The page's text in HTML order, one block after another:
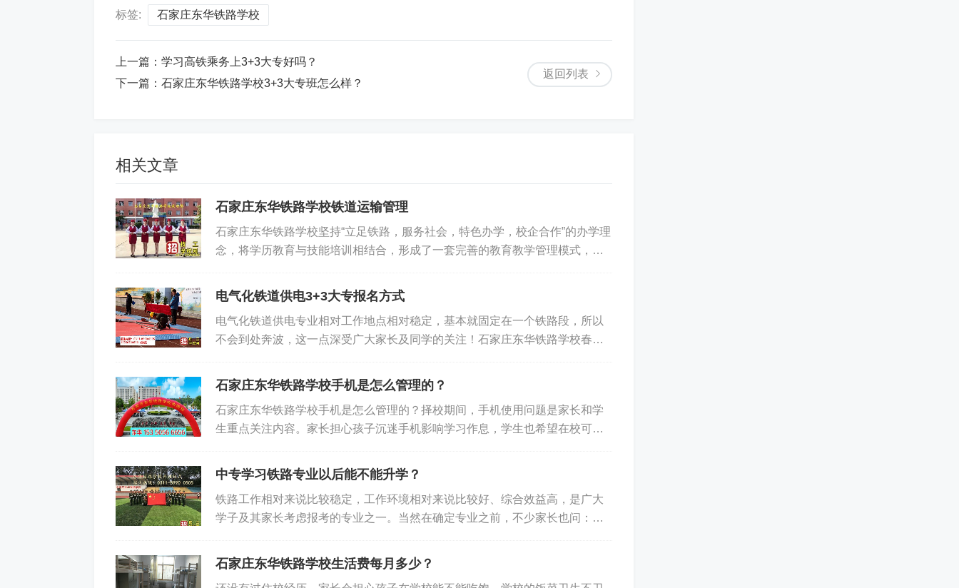
标签:
石家庄东华铁路学校
返回列表
上一篇： 学习高铁乘务上3+3大专好吗？
下一篇： 石家庄东华铁路学校3+3大专班怎么样？
相关文章
石家庄东华铁路学校铁道运输管理
石家庄东华铁路学校坚持“立足铁路，服务社会，特色办学，校企合作”的办学理
念，将学历教育与技能培训相结合，形成了一套完善的教育教学管理模式，正
台，学生 稳定在 以上。 铁道运输管理-石家庄东华铁路学校 培养目标:具有较强
的组织、管理、服务能力。 就业方向：各城市客运站列车、CRH动车、高铁乘
务员、客运员。 就业工种：高铁乘务员、列车员、铁路客运员等。 学制：3年
制中专，毕业后可继续在本校就读大专。 学费标准：中专阶段6300元/年，农村
电气化铁道供电3+3大专报名方式
电气化铁道供电专业相对工作地点相对稳定，基本就固定在一个铁路段，所以
不会到处奔波，这一点深受广大家长及同学的关注！石家庄东华铁路学校春季
路学校报名方式： 来校报名: 致电15350566656于老师，和于老师预约好到校
时间，了解位置，拿着学生的身份证或者户口本以及1000元预交学费来校现场
报名 微信报名： 新生报名提供以下材料（15350566656微信发送），学校审
核通过后邮发录取通知书。 1、新生信息：姓名、身份证号、邮寄地址、收件
石家庄东华铁路学校手机是怎么管理的？
石家庄东华铁路学校手机是怎么管理的？择校期间，手机使用问题是家长和学
生重点关注内容。家长担心孩子沉迷手机影响学习作息，学生也希望在校可以
与校园学习秩序。一、学校手机管理基本原则学校允许学生携带手机入校，严
格按照统一保管、限时使用的标准执行管理，合理划分使用时段，保障学习不
受干扰，日常沟通正常开展。二、分时段手机使用管理细则1、上课期间统一收
纳管理。学生进入教室后，手机交由班主任或班干部集中保管，杜绝消息提
用。课间、午休、周末等非教学时段，手机返还学生，可联系家...
中专学习铁路专业以后能不能升学？
铁路工作相对来说比较稳定，工作环境相对来说比较好、综合效益高，是广大
学子及其家长考虑报考的专业之一。当然在确定专业之前，不少家长也问：中
足学生提升学历的需求，在本校就可以上升学班，中专第三年决定是升学还是
就业，升学就开始大专的课程，如果是就业就参加学校安排的实习。 铁路行业
石家庄东华铁路学校生活费每月多少？